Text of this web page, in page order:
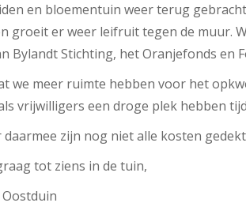
en bloementuin weer terug
groeit er weer leifruit tegen de muur.
Bylandt Stichting, het Oranjefonds en
we meer ruimte hebben voor het
vrijwilligers een droge plek hebben
zijn nog niet alle kosten
tot ziens in de tuin,